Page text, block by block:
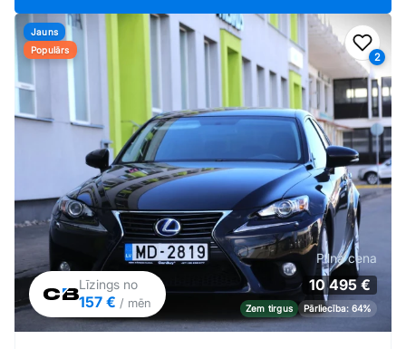
2
Jauns
Populārs
Līzings no
157 € / mēn
Pilna cena
10 495 €
Zem tirgus Pārliecība: 64%